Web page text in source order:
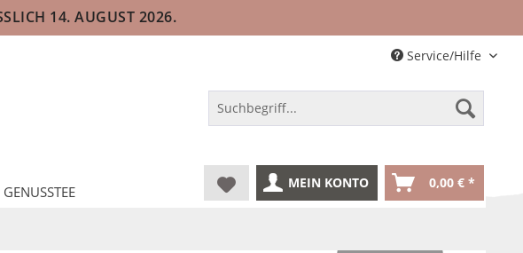
14. AUGUST 2026.
Service/Hilfe
MEIN KONTO 0,00 € *